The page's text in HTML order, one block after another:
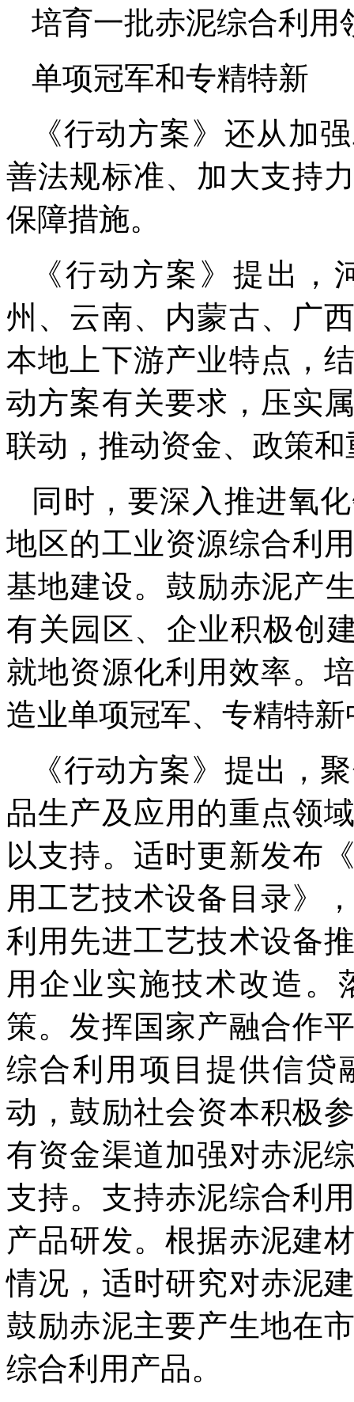
培育一批赤泥综合利用
单项冠军和专精特新
《行动方案》还从加
善法规标准、加大支持
保障措施。
《行动方案》提出
州、云南、内蒙古、广
本地上下游产业特点，
动方案有关要求，压实
联动，推动资金、政策
同时，要深入推进氧
地区的工业资源综合利
基地建设。鼓励赤泥产
有关园区、企业积极创
就地资源化利用效率。
造业单项冠军、专精特
《行动方案》提出，
品生产及应用的重点领
以支持。适时更新发布
用工艺技术设备目录》
利用先进工艺技术设备
用企业实施技术改造。
策。发挥国家产融合作
综合利用项目提供信贷
动，鼓励社会资本积极
有资金渠道加强对赤泥
支持。支持赤泥综合利
产品研发。根据赤泥建
情况，适时研究对赤泥
鼓励赤泥主要产生地在
综合利用产品。